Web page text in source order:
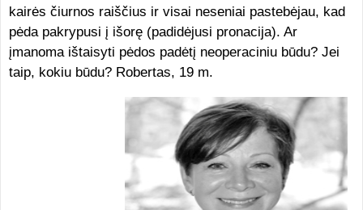
kairės čiurnos raiščius ir visai neseniai pastebėjau, kad
pėda pakrypusi į išorę (padidėjusi pronacija). Ar
įmanoma ištaisyti pėdos padėtį neoperaciniu būdu? Jei
taip, kokiu būdu? Robertas, 19 m.